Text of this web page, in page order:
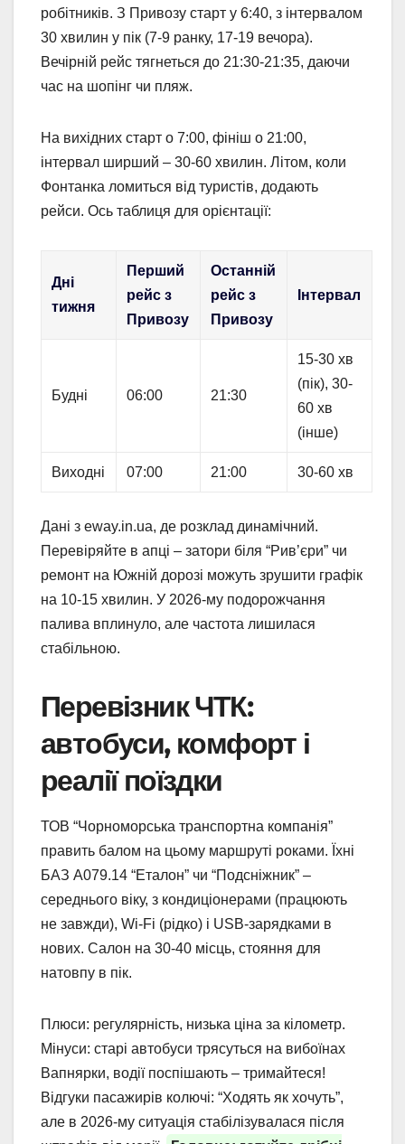
робітників. З Привозу старт у 6:40, з інтервалом
30 хвилин у пік (7-9 ранку, 17-19 вечора).
Вечірній рейс тягнеться до 21:30-21:35, даючи
час на шопінг чи пляж.
На вихідних старт о 7:00, фініш о 21:00,
інтервал ширший – 30-60 хвилин. Літом, коли
Фонтанка ломиться від туристів, додають
рейси. Ось таблиця для орієнтації:
Дні
тижня
Перший
рейс з
Привозу
Останній
рейс з
Привозу
Інтервал
Будні 06:00 21:30
15-30 хв
(пік), 30-
60 хв
(інше)
Виходні 07:00 21:00 30-60 хв
Дані з eway.in.ua, де розклад динамічний.
Перевіряйте в апці – затори біля “Рив’єри” чи
ремонт на Южній дорозі можуть зрушити графік
на 10-15 хвилин. У 2026-му подорожчання
палива вплинуло, але частота лишилася
стабільною.
Перевізник ЧТК:
автобуси, комфорт і
реалії поїздки
ТОВ “Чорноморська транспортна компанія”
править балом на цьому маршруті роками. Їхні
БАЗ А079.14 “Еталон” чи “Подсніжник” –
середнього віку, з кондиціонерами (працюють
не завжди), Wi-Fi (рідко) і USB-зарядками в
нових. Салон на 30-40 місць, стояння для
натовпу в пік.
Плюси: регулярність, низька ціна за кілометр.
Мінуси: старі автобуси трясуться на вибоїнах
Вапнярки, водії поспішають – тримайтеся!
Відгуки пасажирів колючі: “Ходять як хочуть”,
але в 2026-му ситуація стабілізувалася після